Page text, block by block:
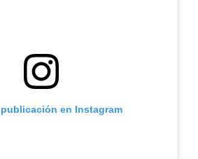
publicación en Instagram